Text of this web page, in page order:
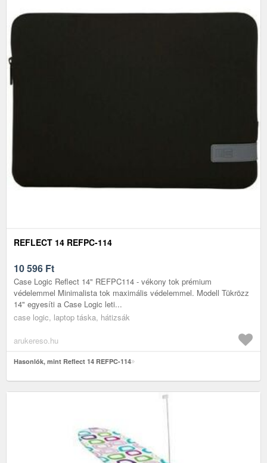
REFLECT 14 REFPC-114
10 596 Ft
Case Logic Reflect 14" REFPC114 - vékony tok prémium
védelemmel Minimalista tok maximális védelemmel. Modell Tükrözz
14" egyesíti a Case Logic leti...
case logic, laptop táska, hátizsák
arukereso.hu
Hasonlók, mint Reflect 14 REFPC-114